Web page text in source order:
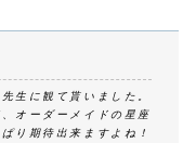
生に観て貰いました。
オーダーメイドの星座
り期待出来ますよね！